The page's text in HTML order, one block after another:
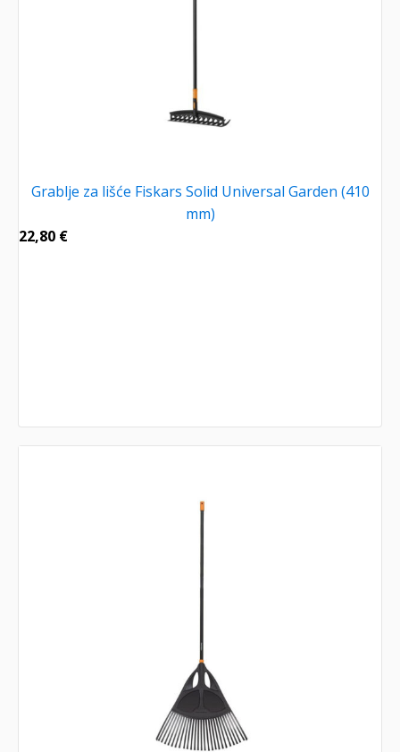
Grablje za lišće Fiskars Solid Universal Garden (410
mm)
22,80 €